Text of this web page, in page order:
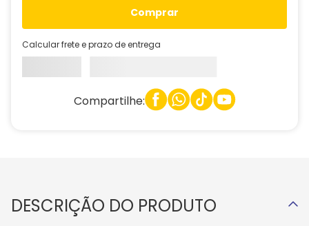
comprar
Calcular frete e prazo de entrega
Compartilhe:
DESCRIÇÃO DO PRODUTO